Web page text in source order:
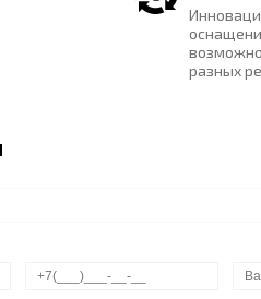
разных